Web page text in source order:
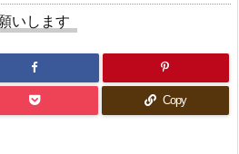
いします
Copy